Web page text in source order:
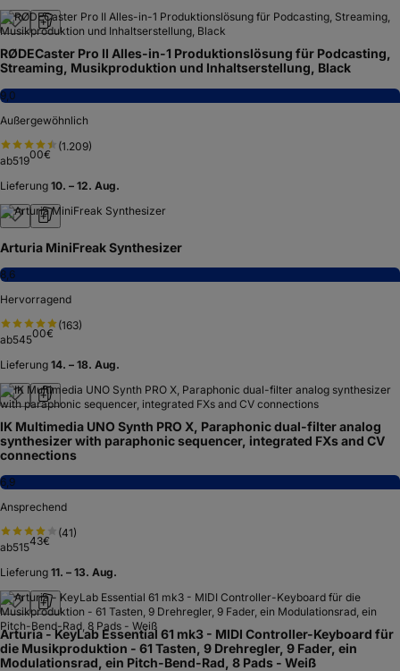
RØDECaster Pro II Alles-in-1 Produktionslösung für Podcasting,
Streaming, Musikproduktion und Inhaltserstellung, Black
9,0
Außergewöhnlich
(1.209)
ab51900€
Lieferung 10. – 12. Aug.
Arturia MiniFreak Synthesizer
8,6
Hervorragend
(163)
ab54500€
Lieferung 14. – 18. Aug.
IK Multimedia UNO Synth PRO X, Paraphonic dual-filter analog
synthesizer with paraphonic sequencer, integrated FXs and CV
connections
6,9
Ansprechend
(41)
ab51543€
Lieferung 11. – 13. Aug.
Arturia - KeyLab Essential 61 mk3 - MIDI Controller-Keyboard für
die Musikproduktion - 61 Tasten, 9 Drehregler, 9 Fader, ein
Modulationsrad, ein Pitch-Bend-Rad, 8 Pads - Weiß